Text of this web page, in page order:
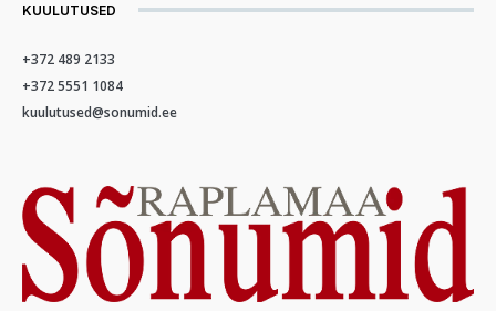
KUULUTUSED
+372 489 2133
+372 5551 1084
kuulutused@sonumid.ee